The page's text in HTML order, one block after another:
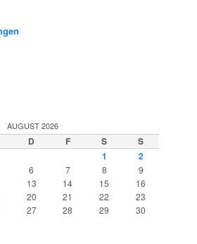
AUGUST 2026
D F S
S
1
2
6 7 8
9
13 14 15
16
20 21 22
23
27 28 29
30